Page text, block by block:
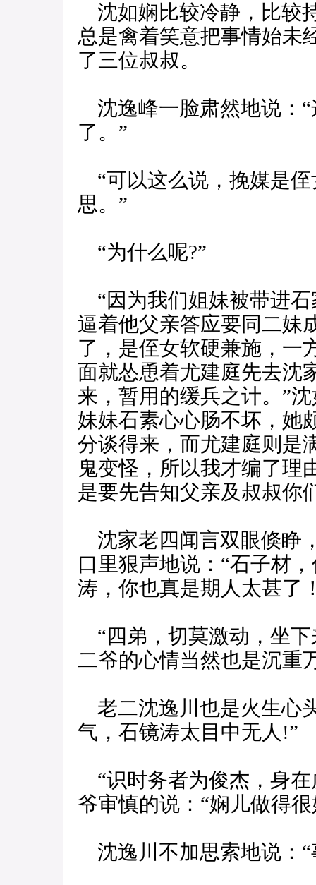
沈如娴比较冷静，比较
总是禽着笑意把事情始未
了三位叔叔。
沈逸峰一脸肃然地说：
了。”
“可以这么说，挽媒是
思。”
“为什么呢?”
“因为我们姐妹被带进
逼着他父亲答应要同二妹
了，是侄女软硬兼施，一
面就怂恿着尤建庭先去沈
来，暂用的缓兵之计。”
妹妹石素心心肠不坏，她
分谈得来，而尤建庭则是
鬼变怪，所以我才编了理
是要先告知父亲及叔叔你
沈家老四闻言双眼倏睁
口里狠声地说：“石子材
涛，你也真是期人太甚了
“四弟，切莫激动，坐下
二爷的心情当然也是沉重
老二沈逸川也是火生心
气，石镜涛太目中无人!”
“识时务者为俊杰，身在
爷审慎的说：“娴儿做得
沈逸川不加思索地说：